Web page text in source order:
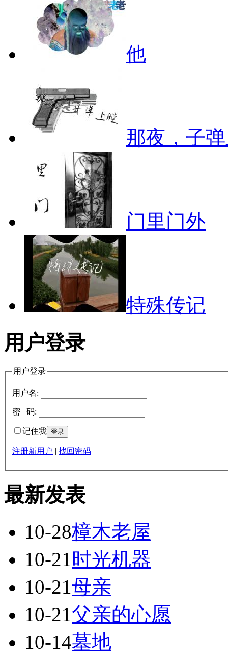
他
那夜，子
门里门外
特殊传记
用户登录
用户登录
用户名:
密 码:
记住我
注册新用户 | 找回密码
最新发表
10-28樟木老屋
10-21时光机器
10-21母亲
10-21父亲的心愿
10-14墓地